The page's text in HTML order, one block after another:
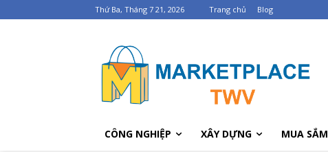
Thứ Ba, Tháng 7 21, 2026 Trang chủ Blog
CÔNG NGHIỆP XÂY DỰNG MUA SẮM